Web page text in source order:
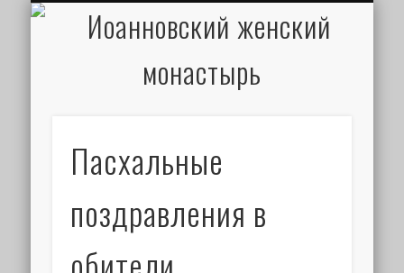
Пасхальные
поздравления в